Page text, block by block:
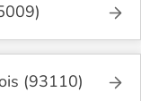
(93110)